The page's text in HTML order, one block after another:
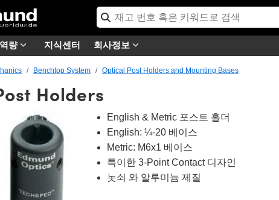
량 지식센터 회사정보
Benchtop System Optical Post Holders and Mounting Bases
Holders
English & Metric 포스트 홀더
English: ¼-20 베이스
Metric: M6x1 베이스
특이한 3-Point Contact 디자인
놋쇠 와 알루미늄 제질